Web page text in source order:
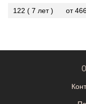
122 ( 7 лет )
от